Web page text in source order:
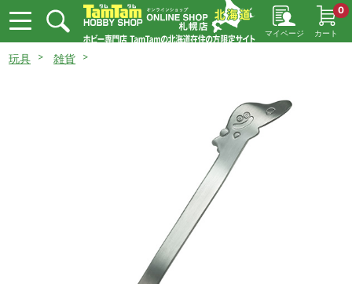
マイページ カート
0
玩具 雑貨